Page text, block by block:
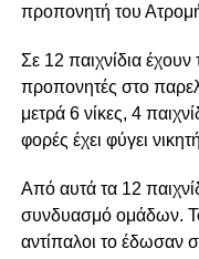
προπονητή του
Σε 12 παιχνίδια έχουν
προπονητές στο
μετρά 6 νίκες, 4
φορές έχει φύγει
Από αυτά τα 12
συνδυασμό ομάδων.
αντίπαλοι το έδωσαν